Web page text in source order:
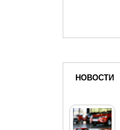
НОВОСТИ